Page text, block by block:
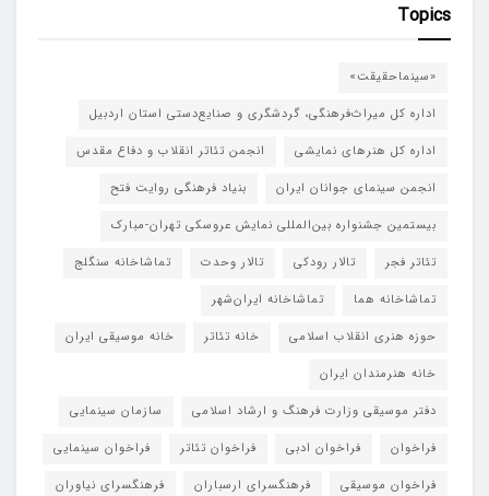
Topics
«سینماحقیقت»
اداره کل میراث‌فرهنگی، گردشگری و صنایع‌دستی استان اردبیل
اداره کل هنرهای نمایشی
انجمن تئاتر انقلاب و دفاع مقدس
انجمن سینمای جوانان ایران
بنیاد فرهنگی روایت فتح
بیستمین جشنواره بین‌المللی نمایش عروسکی تهران-مبارک
تئاتر فجر
تالار رودکی تالار وحدت
تماشاخانه سنگلج
تماشاخانه هما
تماشاخانه‌ ایران‌شهر
حوزه هنری انقلاب اسلامی
خانه تئاتر
خانه موسیقی ایران
خانه هنرمندان ایران
دفتر موسیقی وزارت فرهنگ و ارشاد اسلامی
سازمان سینمایی
فراخوان
فراخوان ادبی فراخوان تئاتر
فراخوان سینمایی
فراخوان موسیقی
فرهنگسرای ارسباران
فرهنگسرای نیاوران